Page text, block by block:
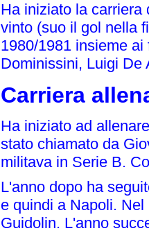
Ha iniziato la carriera
vinto (suo il gol nella
1980/1981 insieme
Dominissini, Luigi De
Carriera
Ha iniziato ad
stato chiamato da
militava in Serie B.
L'anno dopo ha
e quindi a Napoli. Nel
Guidolin. L'anno